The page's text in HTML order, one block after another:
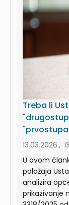
Treba li
13.03.2026.,
U ovom
položaja
analizira
prikazivanje